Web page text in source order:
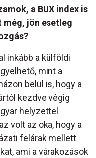
a BUX index is
még, jön esetleg
inkább a külföldi
mint a
belül is, hogy a
kezdve végig
helyzettel
volt az oka, hogy a
felárak mellett
ami a várakozások